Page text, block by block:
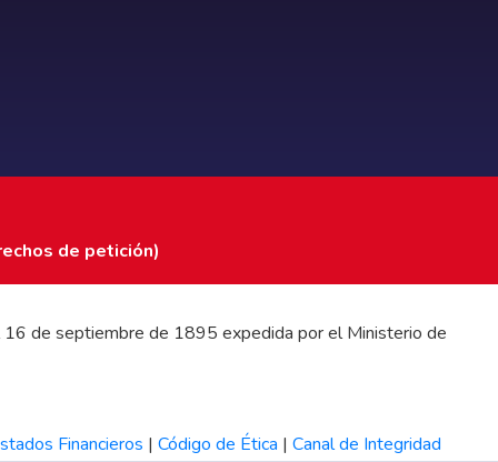
de petición)
16 de septiembre de 1895 expedida por el Ministerio de
Financieros | Código de Ética | Canal de Integridad